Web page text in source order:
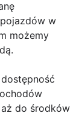
w
możemy
do środków